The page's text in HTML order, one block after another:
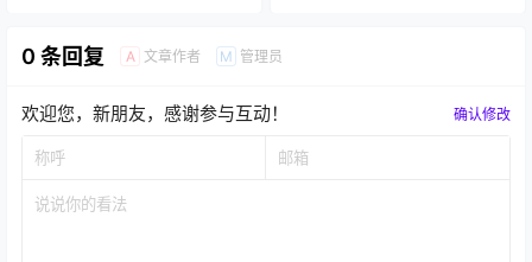
0 条回复 A 文章作者 M 管理员
欢迎您，新朋友，感谢参与互动！ 确认修改